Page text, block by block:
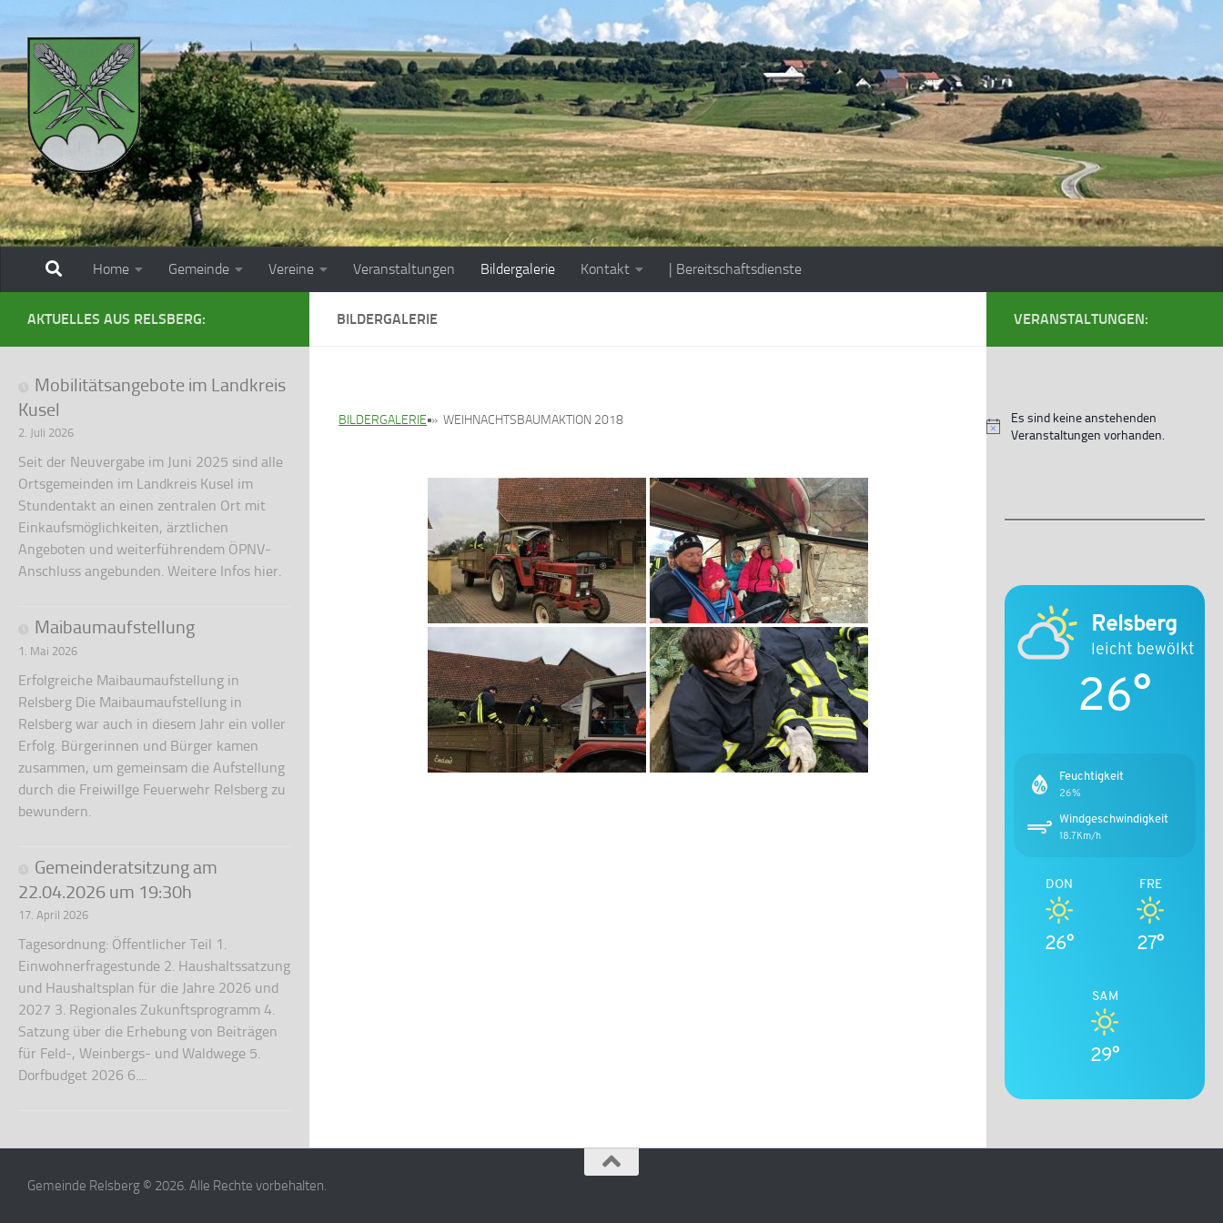
Zum Inhalt springen
Home Gemeinde Vereine Veranstaltungen Bildergalerie Kontakt | Bereitschaftsdienste
BILDERGALERIE
BILDERGALERIE » WEIHNACHTSBAUMAKTION 2018
AKTUELLES AUS RELSBERG:
Mobilitätsangebote im Landkreis
Kusel
2. Juli 2026
Seit der Neuvergabe im Juni 2025 sind alle
Ortsgemeinden im Landkreis Kusel im
Stundentakt an einen zentralen Ort mit
Einkaufsmöglichkeiten, ärztlichen
Angeboten und weiterführendem ÖPNV-
Anschluss angebunden. Weitere Infos hier.
Maibaumaufstellung
1. Mai 2026
Erfolgreiche Maibaumaufstellung in
Relsberg Die Maibaumaufstellung in
Relsberg war auch in diesem Jahr ein voller
Erfolg. Bürgerinnen und Bürger kamen
zusammen, um gemeinsam die Aufstellung
durch die Freiwillge Feuerwehr Relsberg zu
bewundern.
Gemeinderatsitzung am
22.04.2026 um 19:30h
17. April 2026
Tagesordnung: Öffentlicher Teil 1.
Einwohnerfragestunde 2. Haushaltssatzung
und Haushaltsplan für die Jahre 2026 und
2027 3. Regionales Zukunftsprogramm 4.
Satzung über die Erhebung von Beiträgen
für Feld-, Weinbergs- und Waldwege 5.
Dorfbudget 2026 6....
VERANSTALTUNGEN:
Hinweis
Es sind keine anstehenden
Veranstaltungen vorhanden.
Relsberg
leicht bewölkt
26°
Feuchtigkeit
26%
Windgeschwindigkeit
18.7Km/h
DON
26°
FRE
27°
SAM
29°
Gemeinde Relsberg © 2026. Alle Rechte vorbehalten.